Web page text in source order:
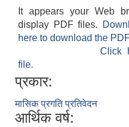
It appears your Web
display PDF files.
here to download the
Click
file.
प्रकार:
मासिक प्रगति प्रतिवेदन
आर्थिक वर्ष: